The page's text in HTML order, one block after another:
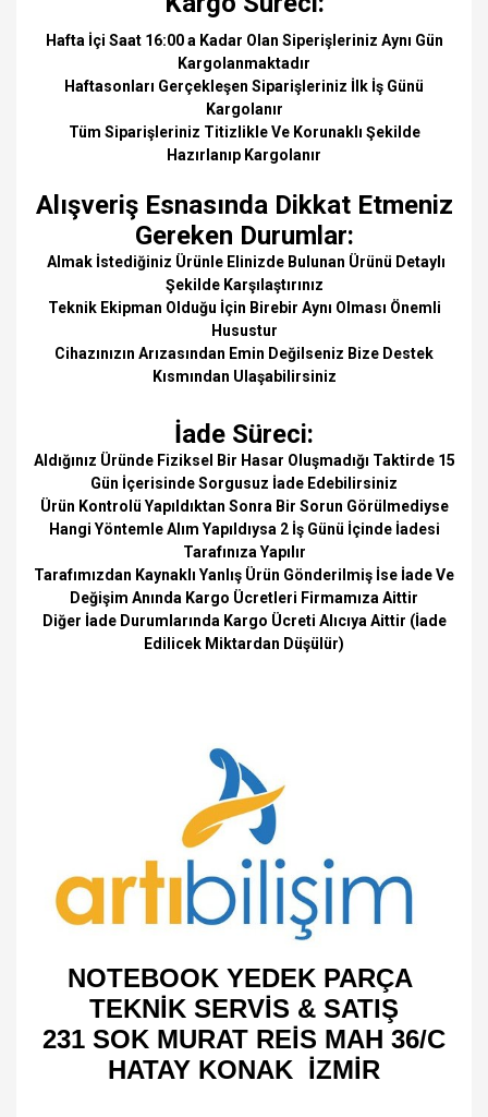
Hafta İçi Saat 16:00 a Kadar Olan Siperişleriniz Aynı Gün
Kargolanmaktadır
Haftasonları Gerçekleşen Siparişleriniz İlk İş Günü
Kargolanır
Tüm Siparişleriniz Titizlikle Ve Korunaklı Şekilde
Hazırlanıp Kargolanır
Alışveriş Esnasında Dikkat Etmeniz
Gereken Durumlar:
Almak İstediğiniz Ürünle Elinizde Bulunan Ürünü Detaylı
Şekilde Karşılaştırınız
Teknik Ekipman Olduğu İçin Birebir Aynı Olması Önemli
Husustur
Cihazınızın Arızasından Emin Değilseniz Bize Destek
Kısmından Ulaşabilirsiniz
İade Süreci:
Aldığınız Üründe Fiziksel Bir Hasar Oluşmadığı Taktirde 15
Gün İçerisinde Sorgusuz İade Edebilirsiniz
Ürün Kontrolü Yapıldıktan Sonra Bir Sorun Görülmediyse
Hangi Yöntemle Alım Yapıldıysa 2 İş Günü İçinde İadesi
Tarafınıza Yapılır
Tarafımızdan Kaynaklı Yanlış Ürün Gönderilmiş İse İade Ve
Değişim Anında Kargo Ücretleri Firmamıza Aittir
Diğer İade Durumlarında Kargo Ücreti Alıcıya Aittir (İade
Edilicek Miktardan Düşülür)
NOTEBOOK YEDEK PARÇA
TEKNİK SERVİS & SATIŞ
231 SOK MURAT REİS MAH 36/C
HATAY KONAK İZMİR